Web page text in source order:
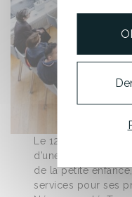
Le 12 mars 2026,
d’une centaine de
de la petite
services pour ses